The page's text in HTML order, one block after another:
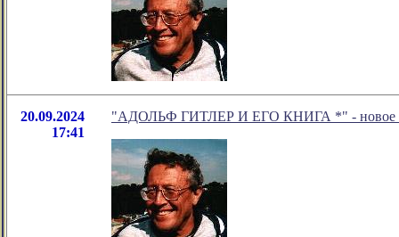
20.09.2024
17:41
"АДОЛЬФ ГИТЛЕР И ЕГО КНИГА *" - новое в